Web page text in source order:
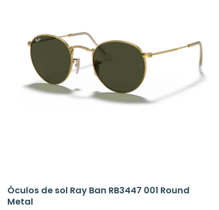
Óculos de sol Ray Ban RB3447 001 Round
Metal